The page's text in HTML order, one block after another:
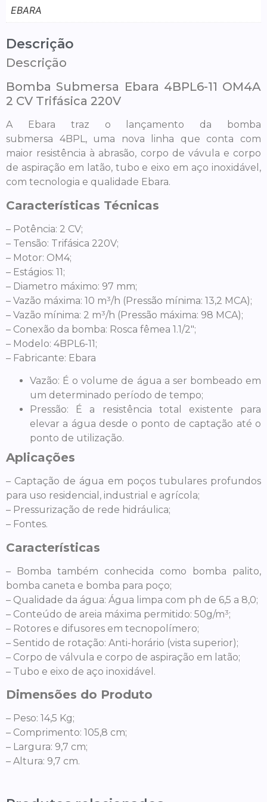
EBARA
Descrição
Descrição
Bomba Submersa Ebara 4BPL6-11 OM4A
2 CV Trifásica 220V
A Ebara traz o lançamento da bomba
submersa 4BPL, uma nova linha que conta com
maior resistência à abrasão, corpo de vávula e corpo
de aspiração em latão, tubo e eixo em aço inoxidável,
com tecnologia e qualidade Ebara.
Características Técnicas
– Potência: 2 CV;
– Tensão: Trifásica 220V;
– Motor: OM4;
– Estágios: 11;
– Diametro máximo: 97 mm;
– Vazão máxima: 10 m³/h (Pressão mínima: 13,2 MCA);
– Vazão mínima: 2 m³/h (Pressão máxima: 98 MCA);
– Conexão da bomba: Rosca fêmea 1.1/2″;
– Modelo: 4BPL6-11;
– Fabricante: Ebara
Vazão: É o volume de água a ser bombeado em
um determinado período de tempo;
Pressão: É a resistência total existente para
elevar a água desde o ponto de captação até o
ponto de utilização.
Aplicações
– Captação de água em poços tubulares profundos
para uso residencial, industrial e agrícola;
– Pressurização de rede hidráulica;
– Fontes.
Características
– Bomba também conhecida como bomba palito,
bomba caneta e bomba para poço;
– Qualidade da água: Água limpa com ph de 6,5 a 8,0;
– Conteúdo de areia máxima permitido: 50g/m³;
– Rotores e difusores em tecnopolímero;
– Sentido de rotação: Anti-horário (vista superior);
– Corpo de válvula e corpo de aspiração em latão;
– Tubo e eixo de aço inoxidável.
Dimensões do Produto
– Peso: 14,5 Kg;
– Comprimento: 105,8 cm;
– Largura: 9,7 cm;
– Altura: 9,7 cm.